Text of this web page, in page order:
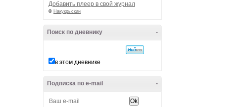
Добавить плеер в свой журнал
© Накукрыскин
-
Поиск по дневнику
в этом дневнике
-
Подписка по e-mail